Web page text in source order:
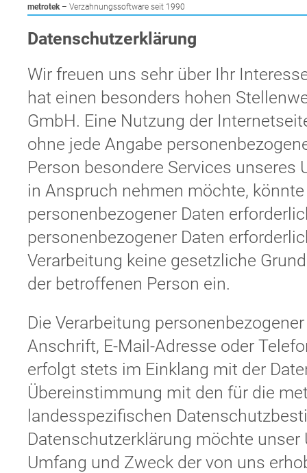
überspringen
metrotek– Verzahnungssoftware seit 1990
Datenschutzerklärung
Wir freuen uns sehr über Ihr
hat einen besonders hohen
GmbH. Eine Nutzung der
ohne jede Angabe
Person besondere Services
in Anspruch nehmen möchte,
personenbezogener Daten
personenbezogener Daten
Verarbeitung keine gesetzliche
der betroffenen Person ein.
Die Verarbeitung
Anschrift, E-Mail-Adresse oder
erfolgt stets im Einklang mit der
Übereinstimmung mit den für die
landesspezifischen
Datenschutzerklärung möchte
Umfang und Zweck der von uns